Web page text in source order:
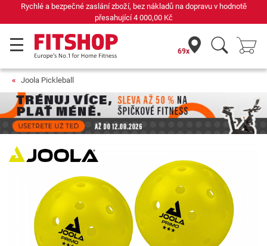
Rychlé a bezpečné zaslání zboží, bez nákladů na dopravu v hodnotě
přesahující4 000,00 Kč
69x
Joola Pickleball